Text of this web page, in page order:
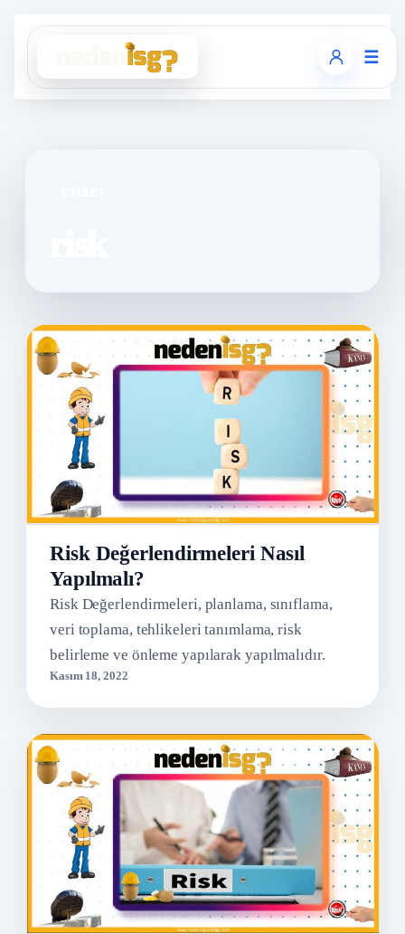
☰
Risk Değerlendirmeleri Nasıl
Yapılmalı?
Risk Değerlendirmeleri, planlama, sınıflama,
veri toplama, tehlikeleri tanımlama, risk
belirleme ve önleme yapılarak yapılmalıdır.
Kasım 18, 2022